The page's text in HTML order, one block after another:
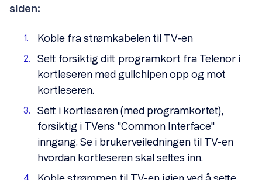
siden:
Koble fra strømkabelen til TV-en
Sett forsiktig ditt programkort fra Telenor i
kortleseren med gullchipen opp og mot
kortleseren.
Sett i kortleseren (med programkortet),
forsiktig i TVens "Common Interface"
inngang. Se i brukerveiledningen til TV-en
hvordan kortleseren skal settes inn.